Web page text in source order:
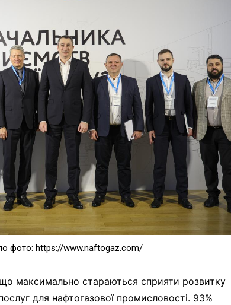
TECHNO
CRITICAL MINERALS
НАДРА ІНШИХ
ПРО ПРОЕКТ
фото: https://www.naftogaz.com/
максимально стараються сприяти розвитку
для нафтогазової промисловості. 93%